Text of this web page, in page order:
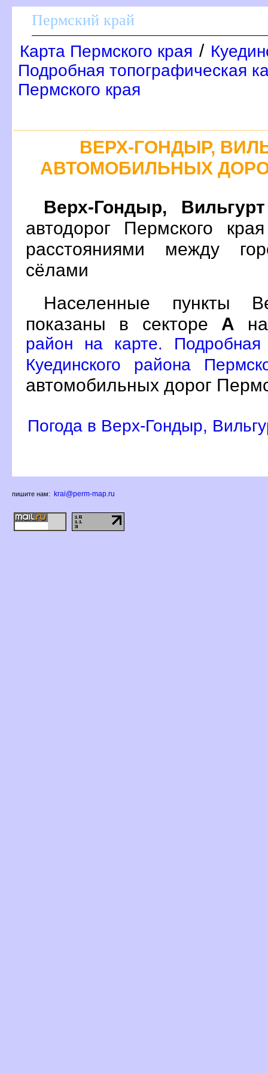
Пермский край
Карта Пермского края /
Подробная топографическая
Пермского края
ЕРХ-ГОНДЫР,
АВТОМОБИЛЬНЫХ
ерх-Гондыр, Вильгурт
автодорог Пермского
расстояниями между
сёлами
Населенные пункты
показаны в секторе А
район на карте. Подробная
Куединского района
автомобильных дорог
Погода в Верх-Гондыр,
пишите нам: krai@perm-map.ru